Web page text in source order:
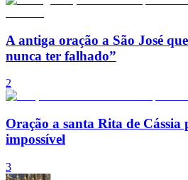
A antiga oração a São José
nunca ter falhado”
2
Oração a santa Rita de Cássia
impossível
3